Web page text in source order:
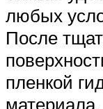
любых
После
пленкой
материала.